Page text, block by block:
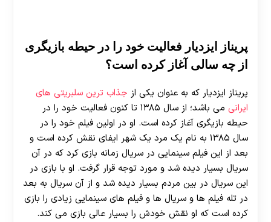
پریناز ایزدیار فعالیت خود را در حیطه بازیگری
از چه سالی آغاز کرده است؟
پریناز ایزدیار که به عنوان یکی از جذاب ترین سلبریتی های
ایرانی
می باشد؛ از سال ۱۳۸۵ تا کنون فعالیت خود را در
حیطه بازیگری آغاز کرده است. او در اولین فیلم خود را در
سال ۱۳۸۵ به نام یک مرد یک شهر ايفای نقش کرده است و
بعد از این فیلم سینمایی در سریال زمانه بازی کرد که در آن
سریال بسیار دیده شد و مورد توجه قرار گرفت. او با بازی در
این سریال در بین مردم بسیار دیده شد و از آن سریال به بعد
در تله فیلم ها و سریال ها و فیلم های سینمایی زیادی را بازی
کرده است که او نقش خودش را بسیار عالی بازی می کند.